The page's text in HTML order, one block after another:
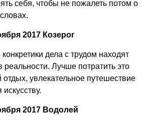
себя, чтобы не пожалеть потом о
2017 Козерог
дела с трудом находят
Лучше потратить это
увлекательное путешествие
2017 Водолей